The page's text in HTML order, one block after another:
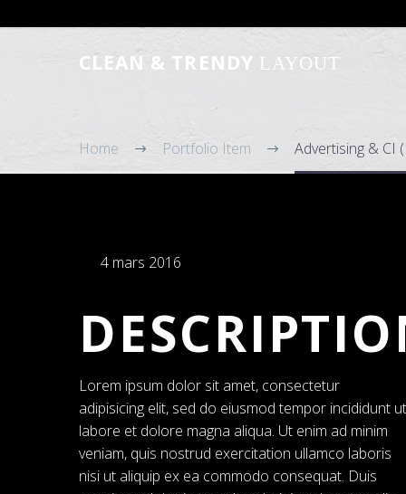
CLEAN & TRENDY LAYOUT
Home Portfolio Item Advertising & CI
4 mars 2016
Lorem ipsum dolor sit amet, consectetur
adipisicing elit, sed do eiusmod tempor incididunt ut
labore et dolore magna aliqua. Ut enim ad minim
veniam, quis nostrud exercitation ullamco laboris
nisi ut aliquip ex ea commodo consequat. Duis